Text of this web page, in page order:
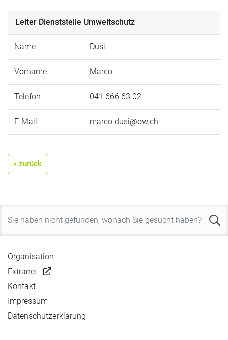
Leiter Dienststelle Umweltschutz
Name Dusi
Vorname Marco
Telefon 041 666 63 02
E-Mail marco.dusi@ow.ch
« zurück
Organisation
Extranet
Kontakt
Impressum
Datenschutzerklärung